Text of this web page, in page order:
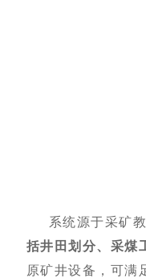
系统源于采矿
括井田划分、采煤
原矿井设备，可满